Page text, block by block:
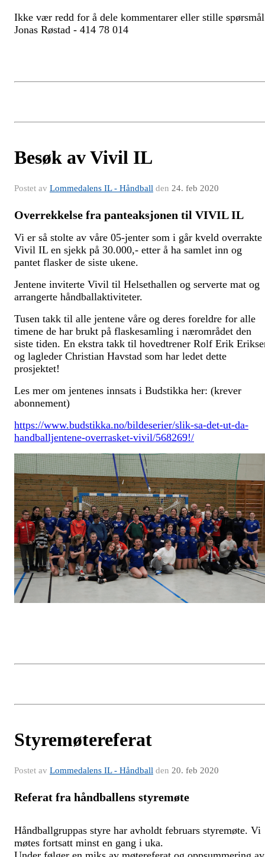
Ikke vær redd for å dele kommentarer eller stille
Jonas Røstad - 414 78 014
Besøk av Vivil IL
Postet av Lommedalens IL - Håndball den 24. feb 2020
Overrekkelse fra panteaksjonen til VIVIL IL
Vi er så stolte av våre 05-jenter som i går kveld overrakte
Vivil IL en sjekk på 30.000,- etter å ha samlet inn og
pantet flasker de siste ukene.
Jentene inviterte Vivil til Helsethallen og serverte mat og
arrangerte håndballaktiviteter.
Tusen takk til alle jentene våre og deres foreldre for alle
timene de har brukt på flaskesamling i nærområdet den
siste tiden. En ekstra takk til hovedtrener Rolf Erik
og lagleder Christian Havstad som har ledet dette
prosjektet!
Les mer om jentenes innsats i Budstikka her: (krever
abonnement)
https://www.budstikka.no/bildeserier/slik-sa-det-ut-da-
handballjentene-overrasket-vivil/568269!/
Styremøtereferat
Postet av Lommedalens IL - Håndball den 20. feb 2020
Referat fra håndballens styremøte
Håndballgruppas styre har avholdt februars styremøte. Vi
møtes fortsatt minst en gang i uka.